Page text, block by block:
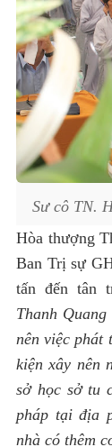
Sư cô TN.
Hòa thượng
Ban Trị sự
tấn đến tân
Thanh
nên việc phát
kiện xây nên
sở học sở tu
pháp tại địa
nhà có thêm